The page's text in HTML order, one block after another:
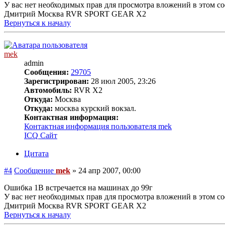
У вас нет необходимых прав для просмотра вложений в этом
Дмитрий Москва RVR SPORT GEAR X2
Вернуться к началу
mek
admin
Сообщения: 29705
Зарегистрирован: 28 июл 2005, 23:26
Автомобиль: RVR X2
Откуда: Москва
Откуда: москва курский вокзал.
Контактная информация:
Контактная информация пользователя mek
ICQ Сайт
Цитата
#4 Сообщение mek » 24 апр 2007, 00:00
Ошибка 1B встречается на машинах до 99г
У вас нет необходимых прав для просмотра вложений в этом
Дмитрий Москва RVR SPORT GEAR X2
Вернуться к началу